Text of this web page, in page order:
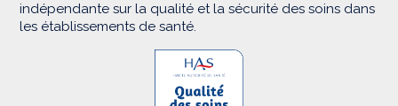
indépendante sur la qualité et la sécurité des soins dans
les établissements de santé.